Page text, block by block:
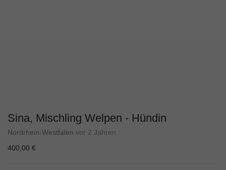
Sina, Mischling Welpen - Hündin
Nordrhein-Westfalen vor 2 Jahren
400,00 €